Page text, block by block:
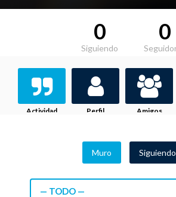
0
Siguiendo
0
Actividad Perfil Amigos
Muro Siguiendo
— TODO —